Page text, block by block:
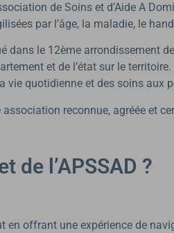
de Soins et d’Aide A
par l’âge, la maladie, le
dans le 12ème arrondissement
et de l’état sur le
vie quotidienne et des soins aux
association reconnue, agréée et
de l’APSSAD ?
en offrant une expérience de